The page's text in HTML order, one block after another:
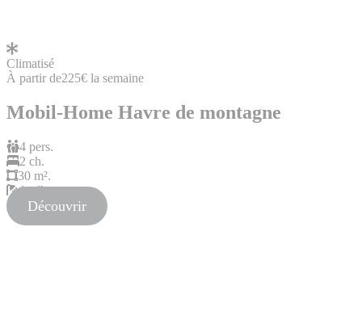
Climatisé
À partir de225€ la semaine
Mobil-Home Havre de montagne
4 pers.
2 ch.
30 m².
1 sdb
Découvrir